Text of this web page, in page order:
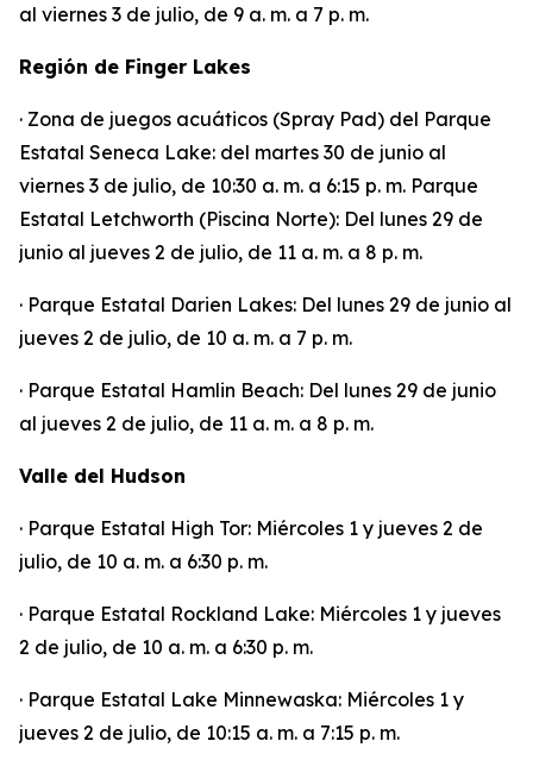
al viernes 3 de julio, de 9 a. m. a 7 p. m.
Región de Finger Lakes
· Zona de juegos acuáticos (Spray Pad) del Parque
Estatal Seneca Lake: del martes 30 de junio al
viernes 3 de julio, de 10:30 a. m. a 6:15 p. m. Parque
Estatal Letchworth (Piscina Norte): Del lunes 29 de
junio al jueves 2 de julio, de 11 a. m. a 8 p. m.
· Parque Estatal Darien Lakes: Del lunes 29 de junio al
jueves 2 de julio, de 10 a. m. a 7 p. m.
· Parque Estatal Hamlin Beach: Del lunes 29 de junio
al jueves 2 de julio, de 11 a. m. a 8 p. m.
Valle del Hudson
· Parque Estatal High Tor: Miércoles 1 y jueves 2 de
julio, de 10 a. m. a 6:30 p. m.
· Parque Estatal Rockland Lake: Miércoles 1 y jueves
2 de julio, de 10 a. m. a 6:30 p. m.
· Parque Estatal Lake Minnewaska: Miércoles 1 y
jueves 2 de julio, de 10:15 a. m. a 7:15 p. m.